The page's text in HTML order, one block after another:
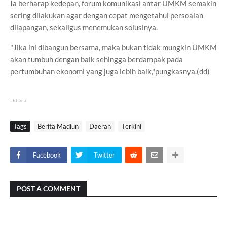
Ia berharap kedepan, forum komunikasi antar UMKM semakin
sering dilakukan agar dengan cepat mengetahui persoalan
dilapangan, sekaligus menemukan solusinya.
"Jika ini dibangun bersama, maka bukan tidak mungkin UMKM
akan tumbuh dengan baik sehingga berdampak pada
pertumbuhan ekonomi yang juga lebih baik,"pungkasnya.(dd)
Dibaca
Tags Berita Madiun Daerah Terkini
Facebook Twitter
POST A COMMENT